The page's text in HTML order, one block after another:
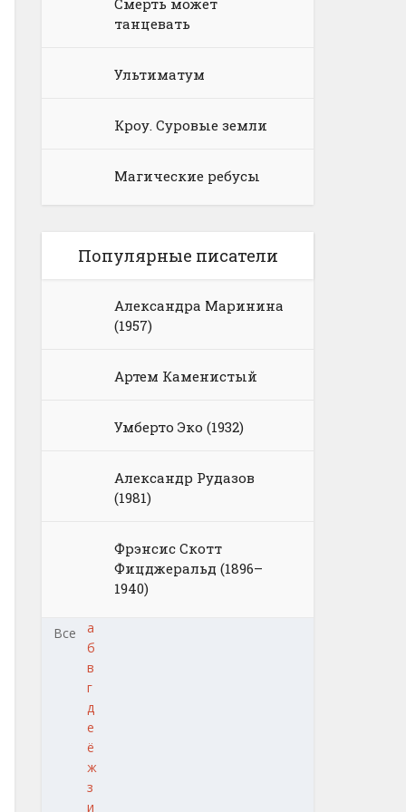
Смерть может
танцевать
Ультиматум
Кроу. Суровые земли
Магические ребусы
Популярные писатели
Александра Маринина
(1957)
Артем Каменистый
Умберто Эко (1932)
Александр Рудазов
(1981)
Фрэнсис Скотт
Фицджеральд (1896–
1940)
Все
а
б
в
г
д
е
ё
ж
з
и